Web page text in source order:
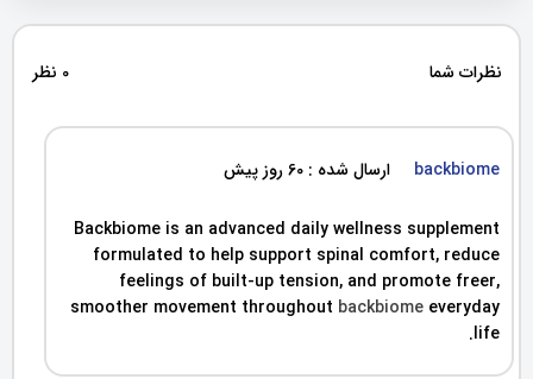
نظرات شما 0 نظر
backbiome ارسال شده : 60 روز پیش
Backbiome is an advanced daily wellness supplement
formulated to help support spinal comfort, reduce
feelings of built-up tension, and promote freer,
smoother movement throughout backbiome everyday
life.